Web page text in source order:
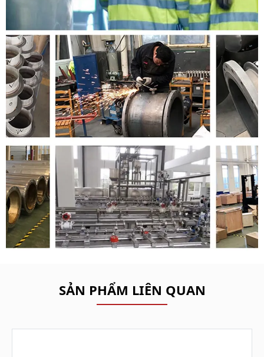
SẢN PHẨM LIÊN QUAN